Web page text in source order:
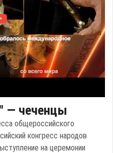
— чеченцы
общероссийского
конгресс народов
на церемонии